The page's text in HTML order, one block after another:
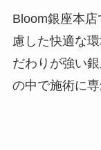
Bloom銀座本
慮した快適な
だわりが強い
の中で施術に